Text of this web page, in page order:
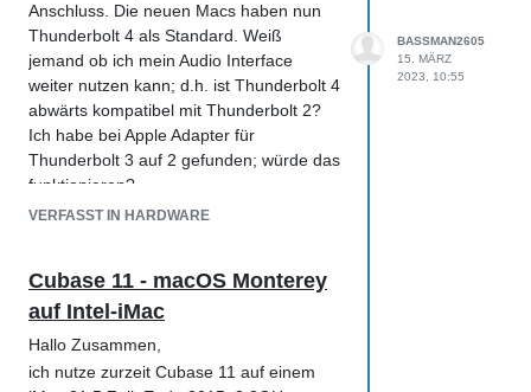
Anschluss. Die neuen Macs haben nun
Thunderbolt 4 als Standard. Weiß
jemand ob ich mein Audio Interface
weiter nutzen kann; d.h. ist Thunderbolt 4
abwärts kompatibel mit Thunderbolt 2?
Ich habe bei Apple Adapter für
Thunderbolt 3 auf 2 gefunden; würde das
funktionieren?
Danke für Eure Antworten!
VERFASST IN HARDWARE
BASSMAN2605
15. MÄRZ
2023, 10:55
Cubase 11 - macOS Monterey
auf Intel-iMac
Hallo Zusammen,
ich nutze zurzeit Cubase 11 auf einem